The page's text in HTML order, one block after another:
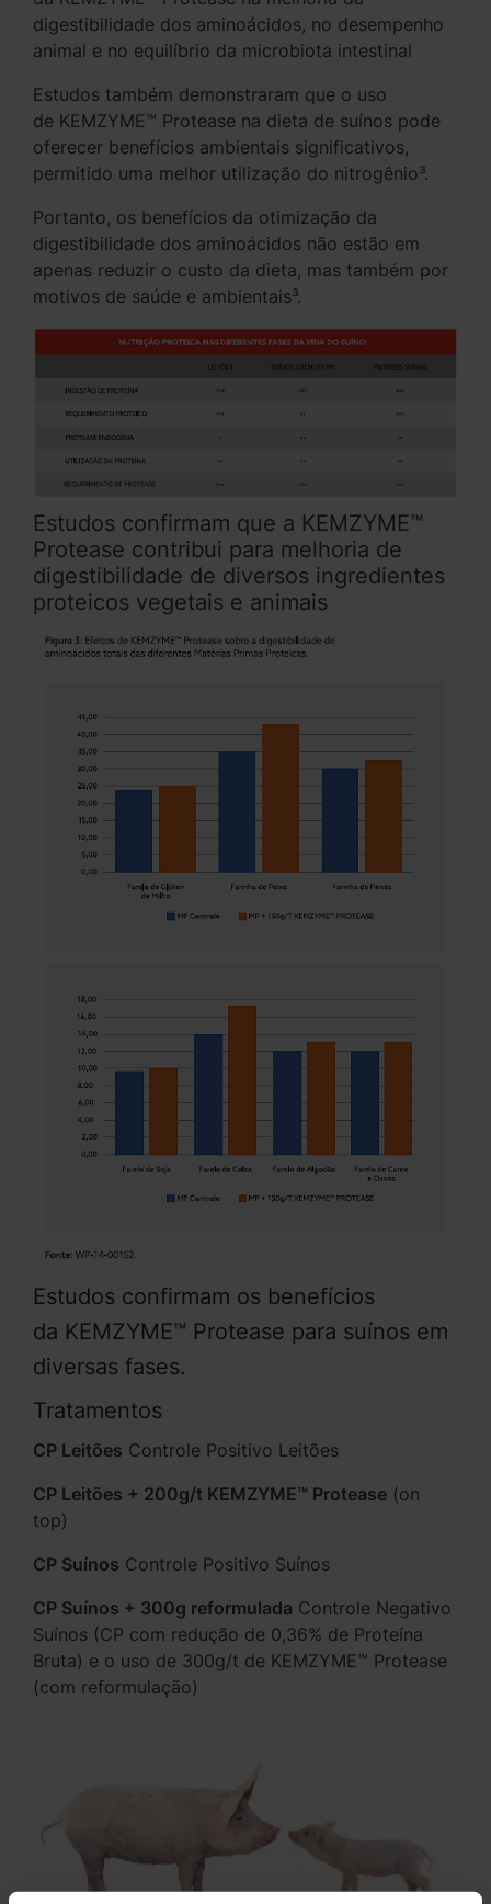
digestibilidade dos aminoácidos, no desempenho
animal e no equilíbrio da microbiota intestinal
Estudos também demonstraram que o uso
de KEMZYME™ Protease na dieta de suínos pode
oferecer benefícios ambientais significativos,
permitido uma melhor utilização do nitrogênio³.
Portanto, os benefícios da otimização da
digestibilidade dos aminoácidos não estão em
apenas reduzir o custo da dieta, mas também por
motivos de saúde e ambientais³.
Estudos confirmam que a KEMZYME™
Protease contribui para melhoria de
digestibilidade de diversos ingredientes
proteicos vegetais e animais
Estudos confirmam os benefícios
da KEMZYME™ Protease para suínos em
diversas fases.
Tratamentos
CP Leitões Controle Positivo Leitões
CP Leitões + 200g/t KEMZYME™ Protease (on
top)
CP Suínos Controle Positivo Suínos
CP Suínos + 300g reformulada Controle Negativo
Suínos (CP com redução de 0,36% de Proteína
Bruta) e o uso de 300g/t de KEMZYME™ Protease
(com reformulação)